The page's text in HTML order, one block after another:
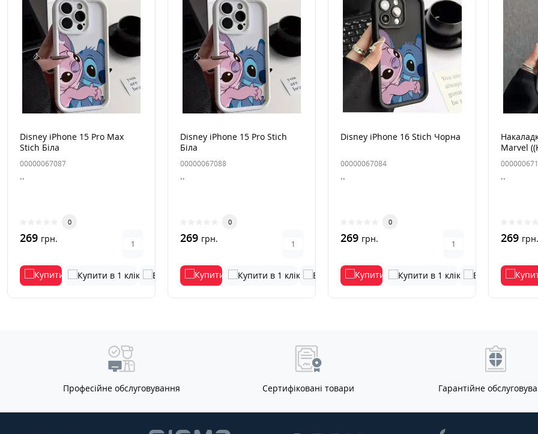
Disney iPhone 15 Pro Max
Stich Біла
00000067087
..
0
269 грн.
Disney iPhone 15 Pro Stich
Біла
00000067088
..
0
269 грн.
Disney iPhone 16 Stich Чорна
00000067084
..
0
269 грн.
Marvel
..
269 грн.
Професійне обслуговування Сертифіковані товари Гарантійне